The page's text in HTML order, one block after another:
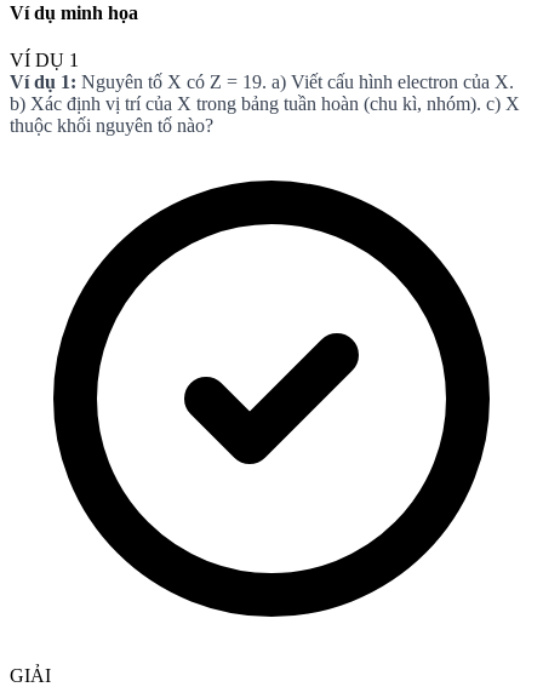
Ví dụ minh họa
VÍ DỤ 1
Ví dụ 1: Nguyên tố X có Z = 19. a) Viết cấu hình electron của X.
b) Xác định vị trí của X trong bảng tuần hoàn (chu kì, nhóm). c) X
thuộc khối nguyên tố nào?
GIẢI